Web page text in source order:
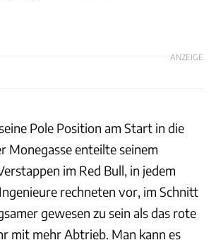
ANZEIGE
Pole Position am Start in die
Monegasse enteilte seinem
im Red Bull, in jedem
rechneten vor, im Schnitt
gewesen zu sein als das rote
mit mehr Abtrieb. Man kann es